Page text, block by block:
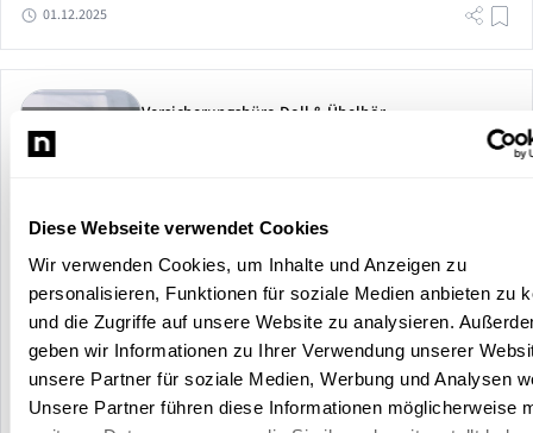
Diese Webseite verwendet Cookies
Wir verwenden Cookies, um Inhalte und Anzeigen zu
personalisieren, Funktionen für soziale Medien anbieten zu
und die Zugriffe auf unsere Website zu analysieren.
geben wir Informationen zu Ihrer Verwendung unserer
unsere Partner für soziale Medien, Werbung und Analysen
Unsere Partner führen diese Informationen möglicherweise
01.12.2025
Versicherungsbüro Doll & Übelhör